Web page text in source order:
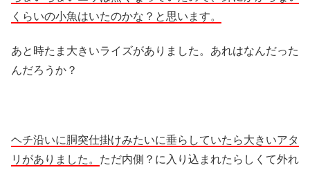
くらいの小魚はいたのかな？と思います。
あと時たま大きいライズがありました。あれはなんだった
んだろうか？
ヘチ沿いに胴突仕掛けみたいに垂らしていたら大きいアタ
リがありました。 ただ内側？に入り込まれたらしくて外れ